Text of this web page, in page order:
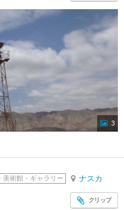
3
美術館・ギャラリー ナスカ
クリップ